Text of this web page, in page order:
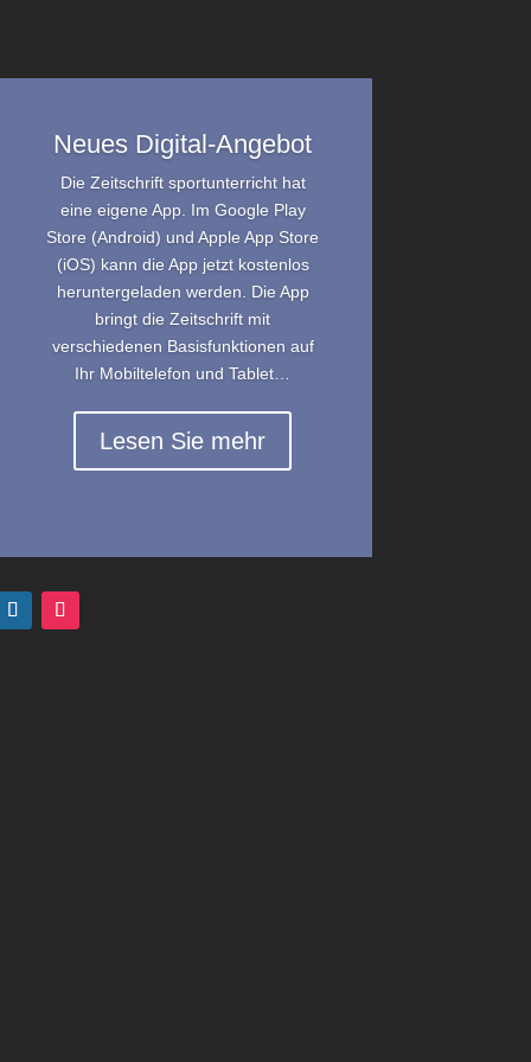
Neues Digital-Angebot
Die Zeitschrift sportunterricht hat
eine eigene App. Im Google Play
Store (Android) und Apple App Store
(iOS) kann die App jetzt kostenlos
heruntergeladen werden. Die App
bringt die Zeitschrift mit
verschiedenen Basisfunktionen auf
Ihr Mobiltelefon und Tablet…
Lesen Sie mehr